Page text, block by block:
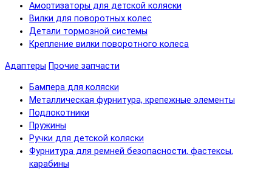
Амортизаторы для детской коляски
Вилки для поворотных колес
Детали тормозной системы
Крепление вилки поворотного колеса
Адаптеры Прочие запчасти
Бампера для коляски
Металлическая фурнитура, крепежные элементы
Подлокотники
Пружины
Ручки для детской коляски
Фурнитура для ремней безопасности, фастексы,
карабины